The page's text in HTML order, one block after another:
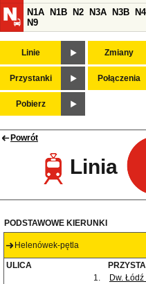
N1A
N1B N2 N3A N3B
N9
Linie Zmiany
Przystanki Połączenia
Pobierz
Powrót
Linia
PODSTAWOWE KIERUNKI
Helenówek-pętla
ULICA
1.
Dw.